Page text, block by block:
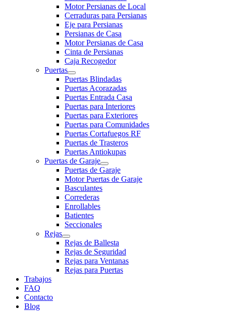
Motor Persianas de Local
Cerraduras para Persianas
Eje para Persianas
Persianas de Casa
Motor Persianas de Casa
Cinta de Persianas
Caja Recogedor
Puertas
Puertas Blindadas
Puertas Acorazadas
Puertas Entrada Casa
Puertas para Interiores
Puertas para Exteriores
Puertas para Comunidades
Puertas Cortafuegos RF
Puertas de Trasteros
Puertas Antiokupas
Puertas de Garaje
Puertas de Garaje
Motor Puertas de Garaje
Basculantes
Correderas
Enrollables
Batientes
Seccionales
Rejas
Rejas de Ballesta
Rejas de Seguridad
Rejas para Ventanas
Rejas para Puertas
Trabajos
FAQ
Contacto
Blog